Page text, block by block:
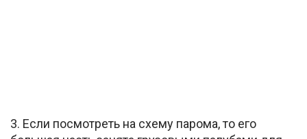
3. Если посмотреть на схему парома, то его